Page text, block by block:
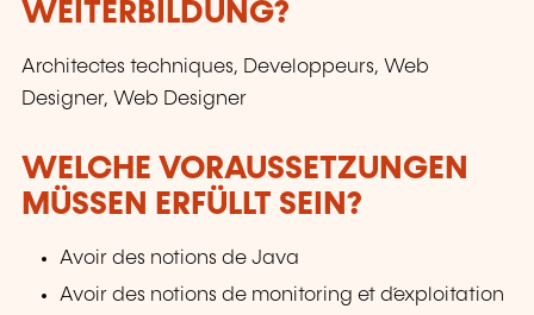
WEITERBILDUNG?
Architectes techniques, Developpeurs, Web
Designer, Web Designer
WELCHE VORAUSSETZUNGEN
MÜSSEN ERFÜLLT SEIN?
Avoir des notions de Java
Avoir des notions de monitoring et d´exploitation